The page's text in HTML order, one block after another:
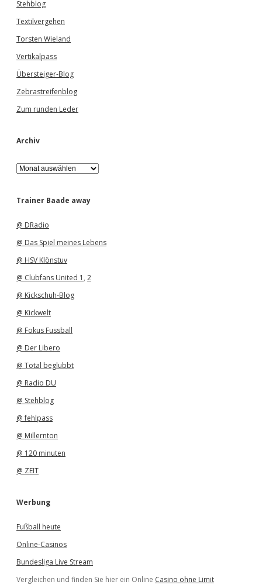
Stehblog
Textilvergehen
Torsten Wieland
Vertikalpass
Übersteiger-Blog
Zebrastreifenblog
Zum runden Leder
Archiv
A
r
h
Trainer Baade away
@ DRadio
@ Das Spiel meines Lebens
@ HSV Klönstuv
@ Clubfans United 1 , 2
@ Kickschuh-Blog
@ Kickwelt
@ Fokus Fussball
@ Der Libero
@ Total beglubbt
@ Radio DU
@ Stehblog
@ fehlpass
@ Millernton
@ 120 minuten
@ ZEIT
Werbung
Fußball heute
Online-Casinos
Bundesliga Live Stream
Vergleichen und finden Sie hier ein Online Casino ohne Limit